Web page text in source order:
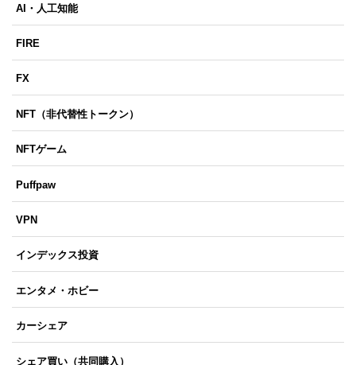
AI・人工知能
FIRE
FX
NFT（非代替性トークン）
NFTゲーム
Puffpaw
VPN
インデックス投資
エンタメ・ホビー
カーシェア
シェア買い（共同購入）